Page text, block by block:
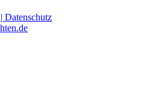
Datenschutz